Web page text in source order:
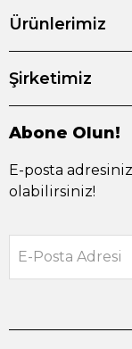
Ürünlerimiz
Şirketimiz
Abone Olun!
E-posta
olabilirsiniz!
E-Posta Adresi